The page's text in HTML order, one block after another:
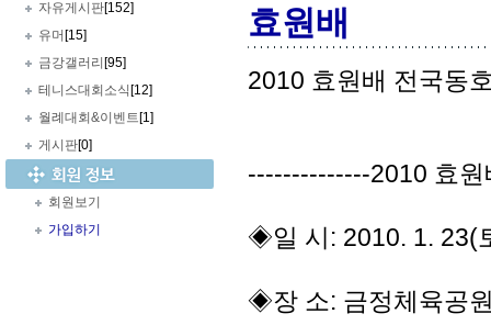
자유게시판[152]
유머 [15]
금강갤러리 [95]
테니스대회소식 [12]
월례대회&이벤트[1]
게시판[0]
회원보기
가입하기
효원배
2010 효원배 전국동
--------------2010 효
◈일 시: 2010. 1. 23(
◈장 소: 금정체육공